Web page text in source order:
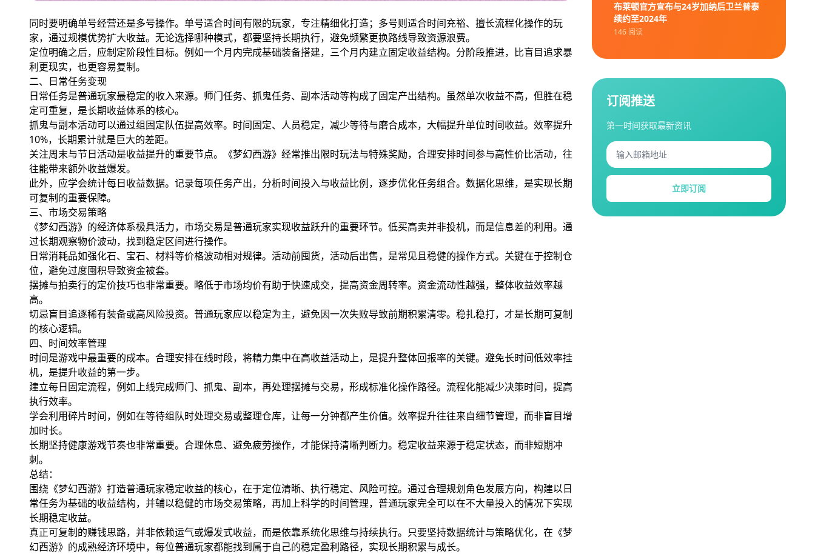
同时要明确单号经营还是多号操作。单号适合时间有限的玩家，专注精细化打造；多号则适合时间充裕、擅长流程化操作的玩
家，通过规模优势扩大收益。无论选择哪种模式，都要坚持长期执行，避免频繁更换路线导致资源浪费。
定位明确之后，应制定阶段性目标。例如一个月内完成基础装备搭建，三个月内建立固定收益结构。分阶段推进，比盲目追求暴
利更现实，也更容易复制。
二、日常任务变现
日常任务是普通玩家最稳定的收入来源。师门任务、抓鬼任务、副本活动等构成了固定产出结构。虽然单次收益不高，但胜在稳
定可重复，是长期收益体系的核心。
抓鬼与副本活动可以通过组固定队伍提高效率。时间固定、人员稳定，减少等待与磨合成本，大幅提升单位时间收益。效率提升
10%，长期累计就是巨大的差距。
关注周末与节日活动是收益提升的重要节点。《梦幻西游》经常推出限时玩法与特殊奖励，合理安排时间参与高性价比活动，往
往能带来额外收益爆发。
此外，应学会统计每日收益数据。记录每项任务产出，分析时间投入与收益比例，逐步优化任务组合。数据化思维，是实现长期
可复制的重要保障。
三、市场交易策略
《梦幻西游》的经济体系极具活力，市场交易是普通玩家实现收益跃升的重要环节。低买高卖并非投机，而是信息差的利用。通
过长期观察物价波动，找到稳定区间进行操作。
日常消耗品如强化石、宝石、材料等价格波动相对规律。活动前囤货，活动后出售，是常见且稳健的操作方式。关键在于控制仓
位，避免过度囤积导致资金被套。
摆摊与拍卖行的定价技巧也非常重要。略低于市场均价有助于快速成交，提高资金周转率。资金流动性越强，整体收益效率越
高。
切忌盲目追逐稀有装备或高风险投资。普通玩家应以稳定为主，避免因一次失败导致前期积累清零。稳扎稳打，才是长期可复制
的核心逻辑。
四、时间效率管理
时间是游戏中最重要的成本。合理安排在线时段，将精力集中在高收益活动上，是提升整体回报率的关键。避免长时间低效率挂
机，是提升收益的第一步。
建立每日固定流程，例如上线完成师门、抓鬼、副本，再处理摆摊与交易，形成标准化操作路径。流程化能减少决策时间，提高
执行效率。
学会利用碎片时间，例如在等待组队时处理交易或整理仓库，让每一分钟都产生价值。效率提升往往来自细节管理，而非盲目增
加时长。
长期坚持健康游戏节奏也非常重要。合理休息、避免疲劳操作，才能保持清晰判断力。稳定收益来源于稳定状态，而非短期冲
刺。
总结：
围绕《梦幻西游》打造普通玩家稳定收益的核心，在于定位清晰、执行稳定、风险可控。通过合理规划角色发展方向，构建以日
常任务为基础的收益结构，并辅以稳健的市场交易策略，再加上科学的时间管理，普通玩家完全可以在不大量投入的情况下实现
长期稳定收益。
真正可复制的赚钱思路，并非依赖运气或爆发式收益，而是依靠系统化思维与持续执行。只要坚持数据统计与策略优化，在《梦
幻西游》的成熟经济环境中，每位普通玩家都能找到属于自己的稳定盈利路径，实现长期积累与成长。
布莱顿官方宣布与24岁加纳后卫兰普泰
续约至2024年
146 阅读
订阅推送
第一时间获取最新资讯
立即订阅